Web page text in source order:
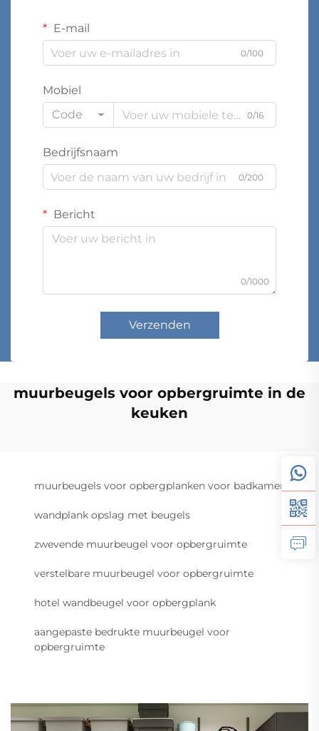
E-mail
0/100
Mobiel
Code
0/16
Bedrijfsnaam
0/200
Bericht
0/1000
Verzenden
muurbeugels voor opbergruimte in de
keuken
muurbeugels voor opbergplanken voor badkamer
wandplank opslag met beugels
zwevende muurbeugel voor opbergruimte
verstelbare muurbeugel voor opbergruimte
hotel wandbeugel voor opbergplank
aangepaste bedrukte muurbeugel voor
opbergruimte